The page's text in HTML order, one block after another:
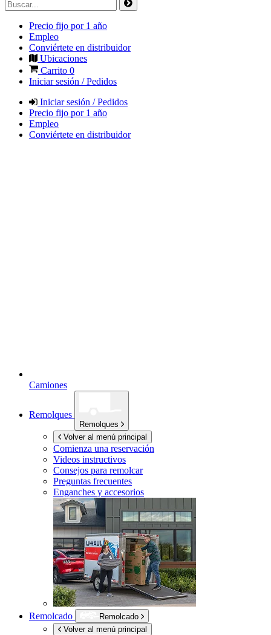
Precio fijo por 1 año
Empleo
Conviértete en distribuidor
Ubicaciones
Carrito 0
Iniciar sesión / Pedidos
Iniciar sesión / Pedidos
Precio fijo por 1 año
Empleo
Conviértete en distribuidor
Camiones
Remolques
Remolques
Volver al menú principal
Comienza una reservación
Videos instructivos
Consejos para remolcar
Preguntas frecuentes
Enganches y accesorios
Remolcado
Remolcado
Volver al menú principal